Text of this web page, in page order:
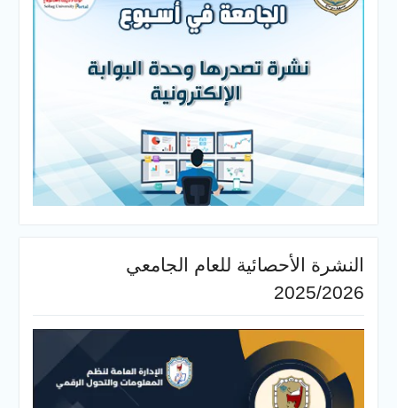
النشرة الأحصائية للعام الجامعي
2025/2026